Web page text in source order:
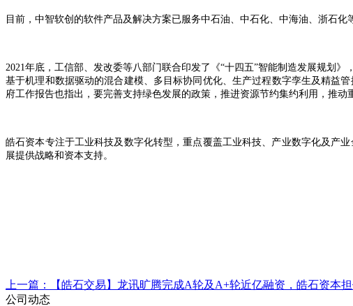
目前，中智软创的软件产品及解决方案已服务中石油、中石化、中海油、浙石
2021年底，工信部、发改委等八部门联合印发了《“十四五”智能制造发展规划
基于机理和数据驱动的混合建模、多目标协同优化、生产过程数字孪生及精益
府工作报告也指出，要完善支持绿色发展的政策，推进资源节约集约利用，推
皓石资本专注于工业科技及数字化转型，重点覆盖工业科技、产业数字化及产
展提供战略和资本支持。
上一篇： 【皓石交易】龙讯旷腾完成A轮及A+轮近亿融资，皓石资本
公司动态